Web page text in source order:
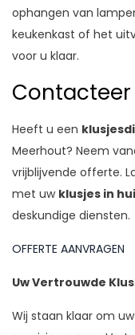
ophangen van
keukenkast of het
voor u klaar.
Contacteer
Heeft u een
Meerhout? Neem
vrijblijvende offerte.
met uw klusjes in
deskundige diensten.
OFFERTE AANVRAGEN
Uw Vertrouwde
Wij staan klaar om